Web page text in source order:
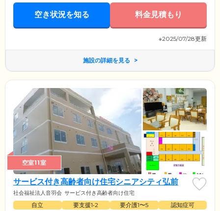
空き状況を知る 料金見積もり
※2025/07/28更新
施設の詳細を見る
空室11室
サービス付き高齢者向け住宅シニアシティ弘前
社会福祉法人音羽会 サービス付き高齢者向け住宅
自立 要支援1•2 要介護1〜5
認知症可